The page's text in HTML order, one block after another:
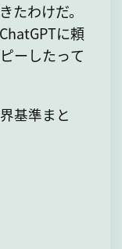
たわけだ。
に頼
ーしたって
基準まと